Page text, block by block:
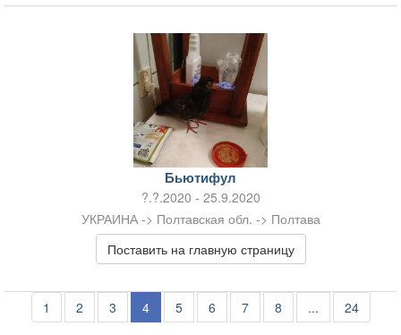
Бьютифул
?.?.2020 - 25.9.2020
УКРАИНА -> Полтавская обл. -> Полтава
Поставить на главную страницу
1 2 3 4 5 6 7 8 ... 24